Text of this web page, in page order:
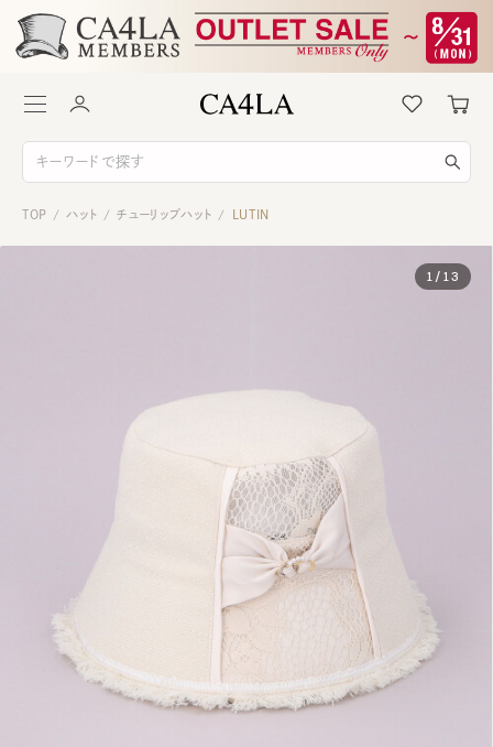
TOP / ハット / チューリップハット / LUTIN
1 / 13